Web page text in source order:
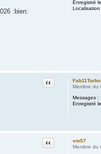
Enregistré
Localisation
:bien:
Fab11Turbo
Membre du
Messages :
Enregistré
Citation
vm57
Membre du
Citation